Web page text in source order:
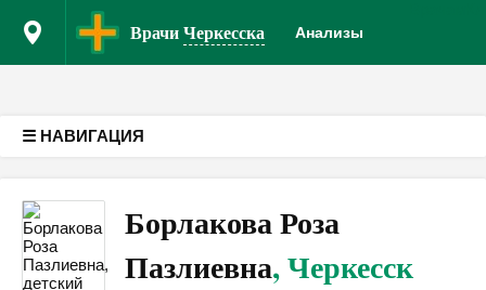
ВрачиЧеркесска Анализы
☰ НАВИГАЦИЯ
Борлакова Роза
Пазлиевна, Черкесск